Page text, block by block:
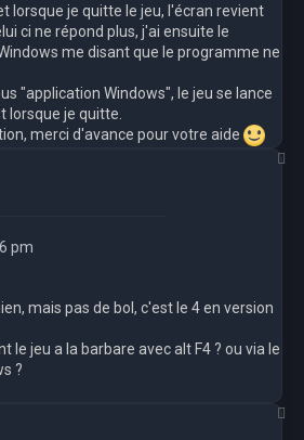
lorsque je quitte le jeu, l'écran revient
ci ne répond plus, j'ai ensuite le
me disant que le programme ne
"application Windows", le jeu se lance
je quitte.
merci d'avance pour votre aide
pm
mais pas de bol, c'est le 4 en version
le jeu a la barbare avec alt F4 ? ou via le
?